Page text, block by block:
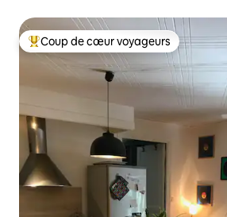
Coups de cœur voyageurs les plus
Coup de cœur voyageurs